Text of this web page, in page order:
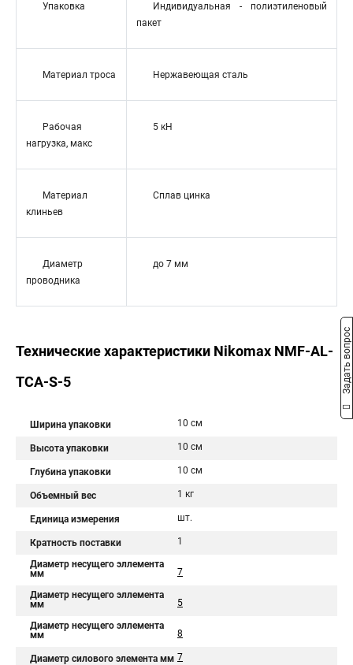
Упаковка
Индивидуальная - полиэтиленовый
пакет
Материал троса Нержавеющая сталь
Рабочая
нагрузка, макс
5 кН
Материал
клиньев
Сплав цинка
Диаметр
проводника
до 7 мм
Технические характеристики Nikomax NMF-AL-
TCA-S-5
Ширина упаковки 10 см
Высота упаковки 10 см
Глубина упаковки 10 см
Объемный вес 1 кг
Единица измерения шт.
Кратность поставки 1
Диаметр несущего эллемента
мм
7
Диаметр несущего эллемента
мм
5
Диаметр несущего эллемента
мм
8
Диаметр силового элемента мм 7
Задать вопрос